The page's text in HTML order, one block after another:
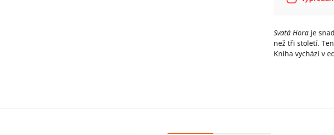
Svatá Hora je
než tři století.
Kniha vychází v